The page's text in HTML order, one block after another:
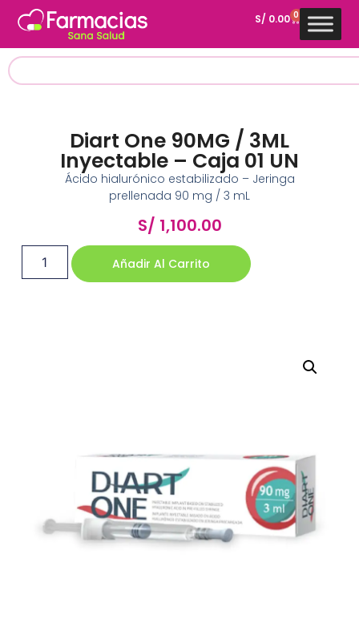
S/ 0.00 0
Diart One 90MG / 3ML
Inyectable – Caja 01 UN
Ácido hialurónico estabilizado – Jeringa
prellenada 90 mg / 3 mL
S/ 1,100.00
Añadir Al Carrito